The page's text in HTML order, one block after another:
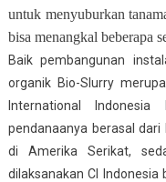
untuk menyuburkan
bisa menangkal beberapa
Baik pembangunan
organik Bio-Slurry
International
pendanaanya berasal
di Amerika Serikat,
dilaksanakan CI Indonesia